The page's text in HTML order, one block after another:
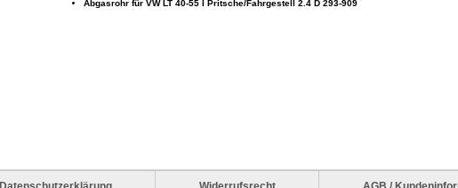
Abgasrohr für VW LT 40-55 I Pritsche/Fahrgestell 2.4 D 293-909